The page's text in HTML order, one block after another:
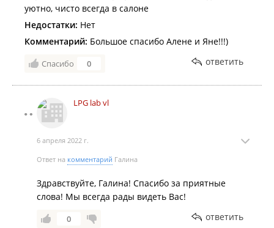
уютно, чисто всегда в салоне
Недостатки: Нет
Комментарий: Большое спасибо Алене и Яне!!!)
Спасибо 0 ответить
LPG lab vl
6 апреля 2022 г.
Ответ на комментарий Галина
Здравствуйте, Галина! Спасибо за приятные
слова! Мы всегда рады видеть Вас!
0 ответить